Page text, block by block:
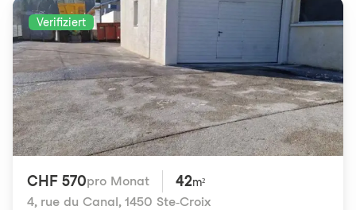
Verifiziert
CHF 570pro Monat 42m²
4, rue du Canal, 1450 Ste-Croix